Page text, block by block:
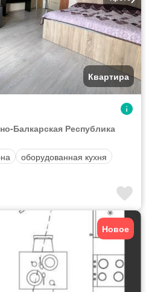
Квартира
Балкарская Республика
оборудованная кухня
Новое